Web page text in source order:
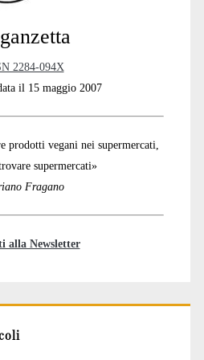
2284-094X
il 15 maggio 2007
prodotti vegani nei supermercati,
supermercati»
Fragano
alla Newsletter